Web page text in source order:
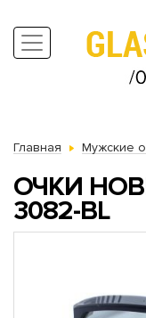
Главная Мужские
ОЧКИ
3082-BL